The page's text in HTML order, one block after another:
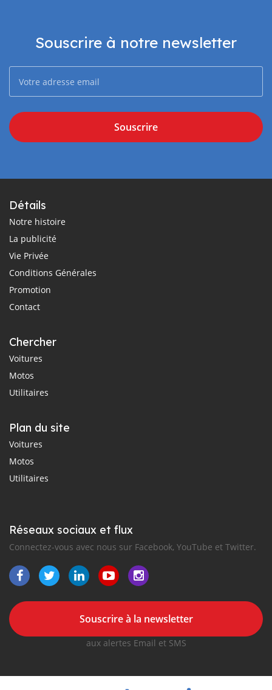
Souscrire à notre newsletter
Souscrire
Détails
Notre histoire
La publicité
Vie Privée
Conditions Générales
Promotion
Contact
Chercher
Voitures
Motos
Utilitaires
Plan du site
Voitures
Motos
Utilitaires
Réseaux sociaux et flux
Connectez-vous avec nous sur Facebook, YouTube et Twitter.
Souscrire à la newsletter
aux alertes Email et SMS